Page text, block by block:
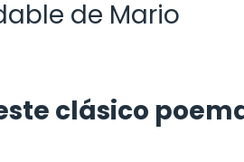
de Mario
clásico